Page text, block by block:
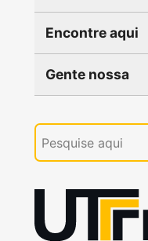
Encontre aqui
Gente nossa